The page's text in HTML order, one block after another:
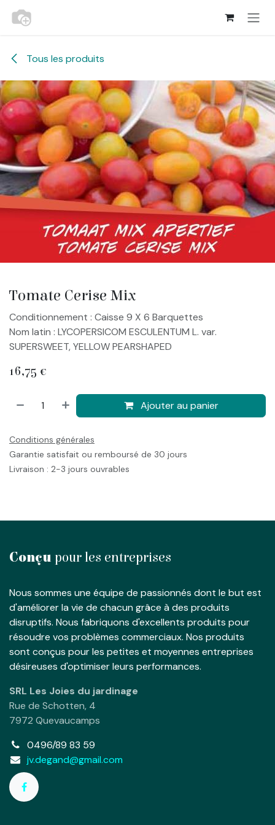
Se rendre au contenu
Tous les produits
Tomate Cerise Mix
Conditionnement : Caisse 9 X 6 Barquettes
Nom latin : LYCOPERSICOM ESCULENTUM L. var.
SUPERSWEET, YELLOW PEARSHAPED
16,75 €
Ajouter au panier
Conditions générales
Garantie satisfait ou remboursé de 30 jours
Livraison : 2-3 jours ouvrables
Conçu pour les entreprises
Nous sommes une équipe de passionnés dont le but est
d'améliorer la vie de chacun grâce à des produits
disruptifs. Nous fabriquons d'excellents produits pour
résoudre vos problèmes commerciaux. Nos produits
sont conçus pour les petites et moyennes entreprises
désireuses d'optimiser leurs performances.
SRL Les Joies du jardinage
Rue de Schotten, 4
7972 Quevaucamps
0496/89 83 59
jv.degand@gmail.com